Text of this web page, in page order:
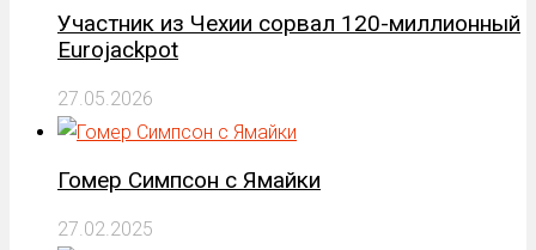
Участник из Чехии сорвал 120-миллионный
Eurojackpot
27.05.2026
Гомер Симпсон с Ямайки
27.02.2025